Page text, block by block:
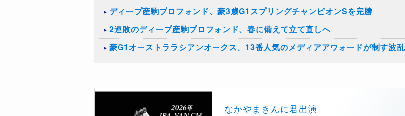
ディープ産駒プロフォンド、豪3歳G1スプリングチャンピオンSを完勝
2連敗のディープ産駒プロフォンド、春に備えて立て直しへ
豪G1オーストララシアンオークス、13番人気のメディアアウォードが制す波乱
なかやまきんに君出演